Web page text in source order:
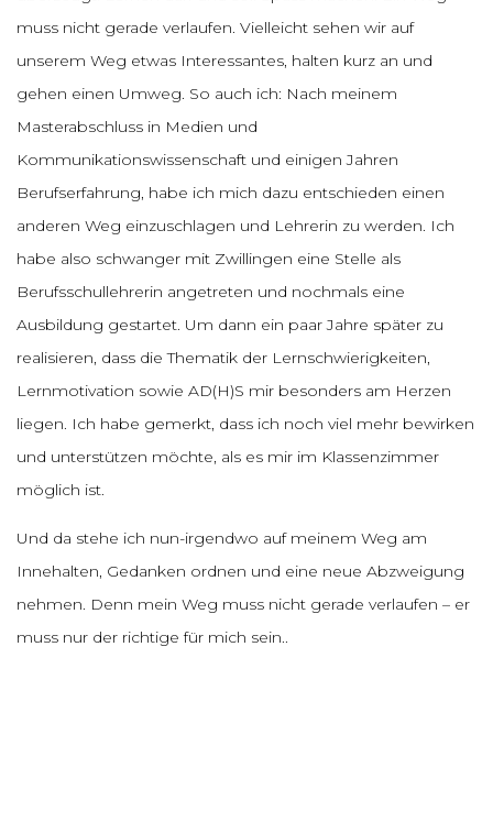
muss nicht gerade verlaufen. Vielleicht sehen wir auf
unserem Weg etwas Interessantes, halten kurz an und
gehen einen Umweg. So auch ich: Nach meinem
Masterabschluss in Medien und
Kommunikationswissenschaft und einigen Jahren
Berufserfahrung, habe ich mich dazu entschieden einen
anderen Weg einzuschlagen und Lehrerin zu werden. Ich
habe also schwanger mit Zwillingen eine Stelle als
Berufsschullehrerin angetreten und nochmals eine
Ausbildung gestartet. Um dann ein paar Jahre später zu
realisieren, dass die Thematik der Lernschwierigkeiten,
Lernmotivation sowie AD(H)S mir besonders am Herzen
liegen. Ich habe gemerkt, dass ich noch viel mehr bewirken
und unterstützen möchte, als es mir im Klassenzimmer
möglich ist.
Und da stehe ich nun-irgendwo auf meinem Weg am
Innehalten, Gedanken ordnen und eine neue Abzweigung
nehmen. Denn mein Weg muss nicht gerade verlaufen – er
muss nur der richtige für mich sein..